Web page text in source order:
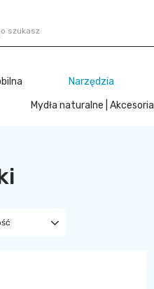
Narzędzia
Mydła naturalne | Akcesoria